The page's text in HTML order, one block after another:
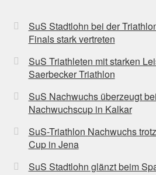
SuS Stadtlohn bei der
Finals stark vertreten
SuS Triathleten mit starken
Saerbecker Triathlon
SuS Nachwuchs überzeugt
Nachwuchscup in Kalkar
SuS-Triathlon Nachwuchs
Cup in Jena
SuS Stadtlohn glänzt beim